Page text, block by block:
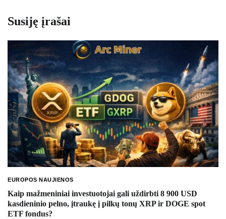
Susiję įrašai
EUROPOS NAUJIENOS
Kaip mažmeniniai investuotojai gali uždirbti 8 900 USD
kasdieninio pelno, įtraukę į pilkų tonų XRP ir DOGE spot
ETF fondus?